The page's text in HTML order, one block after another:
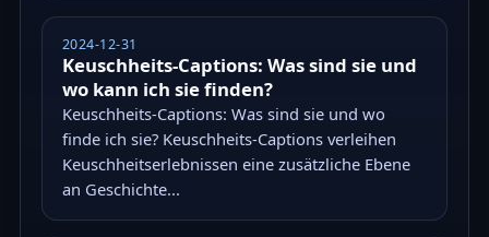
2024-12-31
Keuschheits-Captions: Was sind sie und
wo kann ich sie finden?
Keuschheits-Captions: Was sind sie und wo
finde ich sie? Keuschheits-Captions verleihen
Keuschheitserlebnissen eine zusätzliche Ebene
an Geschichte...